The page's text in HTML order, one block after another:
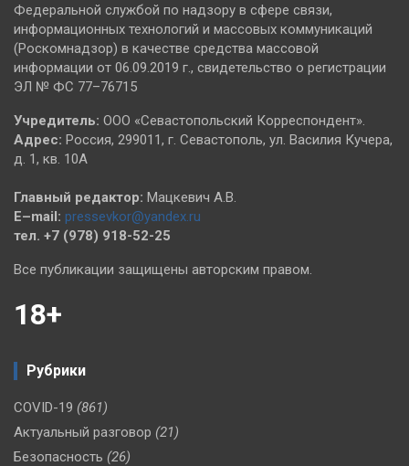
Федеральной службой по надзору в сфере связи,
информационных технологий и массовых коммуникаций
(Роскомнадзор) в качестве средства массовой
информации от 06.09.2019 г., свидетельство о регистрации
ЭЛ № ФС 77–76715
Учредитель: ООО «Севастопольский Корреспондент».
Адрес: Россия, 299011, г. Севастополь, ул. Василия Кучера,
д. 1, кв. 10А
Главный редактор: Мацкевич А.В.
E–mail: pressevkor@yandex.ru
тел. +7 (978) 918-52-25
Все публикации защищены авторским правом.
18+
Рубрики
COVID-19 (861)
Актуальный разговор (21)
Безопасность (26)